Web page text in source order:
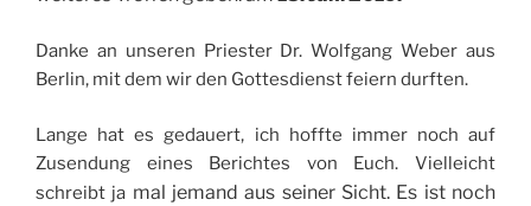
Danke an unseren Priester Dr. Wolfgang Weber aus
Berlin, mit dem wir den Gottesdienst feiern durften.
Lange hat es gedauert, ich hoffte immer noch auf
Zusendung eines Berichtes von Euch. Vielleicht
schreibt ja mal jemand aus seiner Sicht. Es ist noch